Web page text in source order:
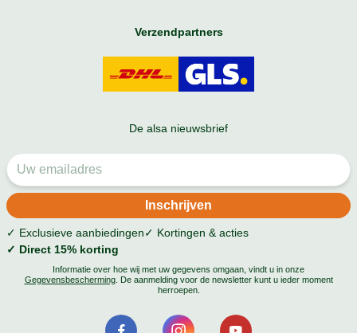
Verzendpartners
De alsa nieuwsbrief
✓ Exclusieve aanbiedingen✓ Kortingen & acties
✓ Direct 15% korting
Informatie over hoe wij met uw gegevens omgaan, vindt u in onze
Gegevensbescherming. De aanmelding voor de newsletter kunt u ieder moment
herroepen.